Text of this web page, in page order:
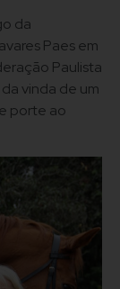
da
Paes em
Paulista
vinda de um
porte ao